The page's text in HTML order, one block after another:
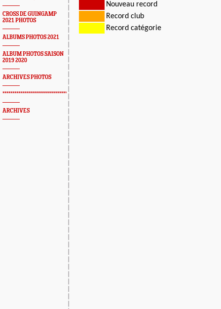
CROSS DE GUINGAMP
2021 PHOTOS
ALBUMS PHOTOS 2021
ALBUM PHOTOS SAISON
2019 2020
ARCHIVES PHOTOS
*************************************************
ARCHIVES